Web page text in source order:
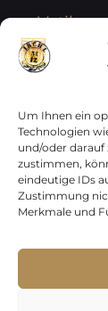
Um Ihnen ein
Technologien
und/oder darauf
zustimmen,
eindeutige IDs
Zustimmung
Merkmale und
Vatikan
Vereinte